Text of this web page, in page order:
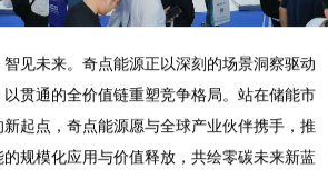
见未来。奇点能源正以深刻的场景洞察驱动
以贯通的全价值链重塑竞争格局。站在储能市
起点，奇点能源愿与全球产业伙伴携手，推
规模化应用与价值释放，共绘零碳未来新蓝